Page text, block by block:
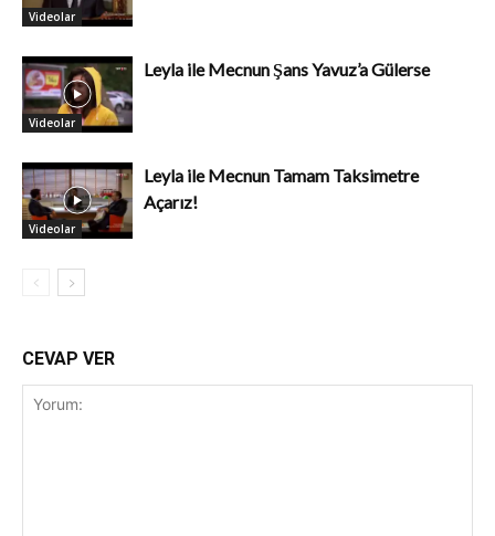
Videolar
Videolar
Leyla ile Mecnun Şans Yavuz’a Gülerse
Videolar
Leyla ile Mecnun Tamam Taksimetre
Açarız!
CEVAP VER